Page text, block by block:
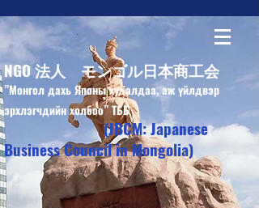
NGO 法人 モンゴル日本商工会
”Монгол дахь Японы худалдаа, аж үйлдвэр
эрхлэгчдийн холбоо” ТББ
(JBCM: Japanese
Business Council in Mongolia)